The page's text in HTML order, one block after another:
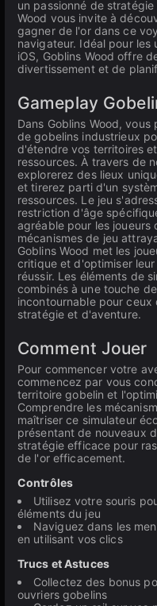
un passionné de
Wood vous invite à
gagner de l'or dans ce
navigateur. Idéal pour les
iOS, Goblins Wood offre
divertissement et de
Gameplay
Dans Goblins Wood,
de gobelins industrieux
d'étendre vos territoires
ressources. À travers de
explorerez des lieux
et tirerez parti d'un
ressources. Le jeu
restriction d'âge
agréable pour les joueurs
mécanismes de jeu
Goblins Wood met les
critique et d'optimiser
réussir. Les éléments de
combinés à une touche
incontournable pour
stratégie et d'aventure.
Comment Jouer
Pour commencer votre
commencez par vous
territoire gobelin et
Comprendre les
maîtriser ce simulateur
présentant de nouveaux
stratégie efficace pour
de l'or efficacement.
Contrôles
Utilisez votre souris
éléments du jeu
Naviguez dans les
en utilisant vos clics
Trucs et Astuces
Collectez des bonus
ouvriers gobelins